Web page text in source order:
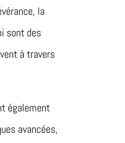
la
sont des
à travers
également
avancées,